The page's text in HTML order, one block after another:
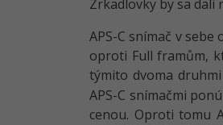
Zrkadlovky by sa dali
APS-C snímač v
oproti Full framům,
týmito dvoma
APS-C snímačmi
cenou. Oproti tomu